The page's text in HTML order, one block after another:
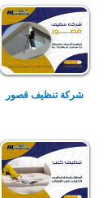
شركة تنظيف قصور